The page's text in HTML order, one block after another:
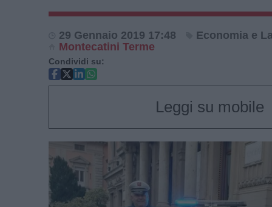
29 Gennaio 2019 17:48
Economia e
Montecatini Terme
Condividi su:
Leggi su mobile